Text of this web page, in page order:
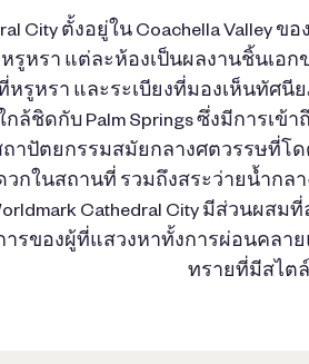
City ตั้งอยู่ใน Coachella
รูหรา แต่ละห้องเป็นผลงานชิ้นเ
หรูหรา และระเบียงที่มองเห็นทัศ
ล้ชิดกับ Palm Springs ซึ่งมีการเ
าปัตยกรรมสมัยกลางศตวรรษที่โด
กในสถานที่ รวมถึงสระว่ายน้ำกล
Cathedral City มีส่วนผส
ารของผู้ที่แสวงหาทั้งการผ่อนคลา
ทรายที่มีสไตล์